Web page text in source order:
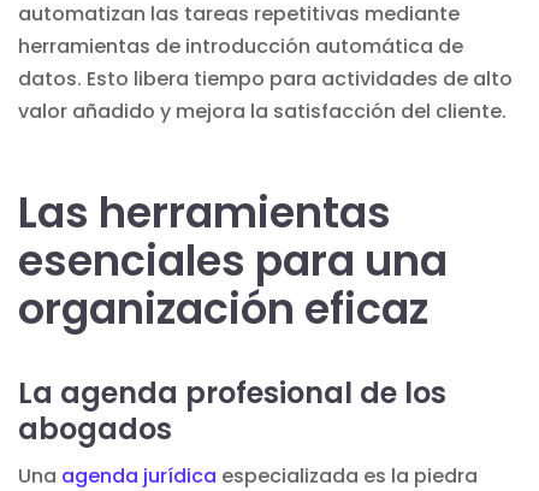
automatizan las tareas repetitivas mediante
herramientas de introducción automática de
datos. Esto libera tiempo para actividades de alto
valor añadido y mejora la satisfacción del cliente.
Las herramientas
esenciales para una
organización eficaz
La agenda profesional de los
abogados
Una agenda jurídica especializada es la piedra